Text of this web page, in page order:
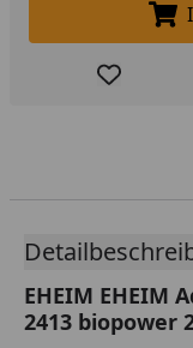
Produkt
EHEIM EHEIM
2413 biopower